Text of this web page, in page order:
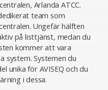
Arlanda ATCC.
team som
Ungefär hälften
på listtjänst, medan du
kommer att vara
system. Systemen du
unika för AVISEQ och du
i dessa.